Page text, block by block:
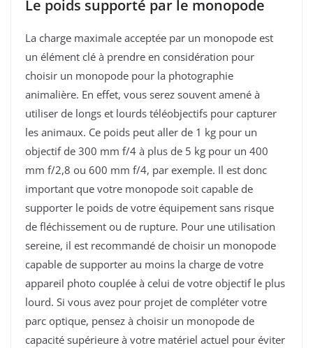
Le poids supporté par le monopode
La charge maximale acceptée par un monopode est
un élément clé à prendre en considération pour
choisir un monopode pour la photographie
animalière. En effet, vous serez souvent amené à
utiliser de longs et lourds téléobjectifs pour capturer
les animaux. Ce poids peut aller de 1 kg pour un
objectif de 300 mm f/4 à plus de 5 kg pour un 400
mm f/2,8 ou 600 mm f/4, par exemple. Il est donc
important que votre monopode soit capable de
supporter le poids de votre équipement sans risque
de fléchissement ou de rupture. Pour une utilisation
sereine, il est recommandé de choisir un monopode
capable de supporter au moins la charge de votre
appareil photo couplée à celui de votre objectif le plus
lourd. Si vous avez pour projet de compléter votre
parc optique, pensez à choisir un monopode de
capacité supérieure à votre matériel actuel pour éviter